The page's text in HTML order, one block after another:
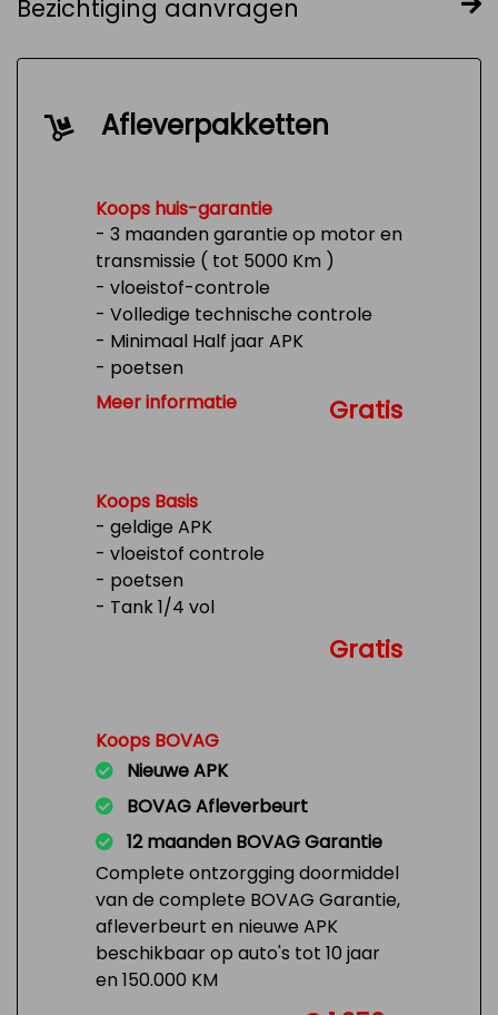
Bezichtiging aanvragen
Afleverpakketten
Koops huis-garantie
- 3 maanden garantie op motor en
transmissie ( tot 5000 Km )
- vloeistof-controle
- Volledige technische controle
- Minimaal Half jaar APK
- poetsen
- Tank 1/4 vol
Meer informatie Gratis
Koops Basis
- geldige APK
- vloeistof controle
- poetsen
- Tank 1/4 vol
Gratis
Koops BOVAG
Nieuwe APK
BOVAG Afleverbeurt
12 maanden BOVAG Garantie
Complete ontzorgging doormiddel
van de complete BOVAG Garantie,
afleverbeurt en nieuwe APK
beschikbaar op auto's tot 10 jaar
en 150.000 KM